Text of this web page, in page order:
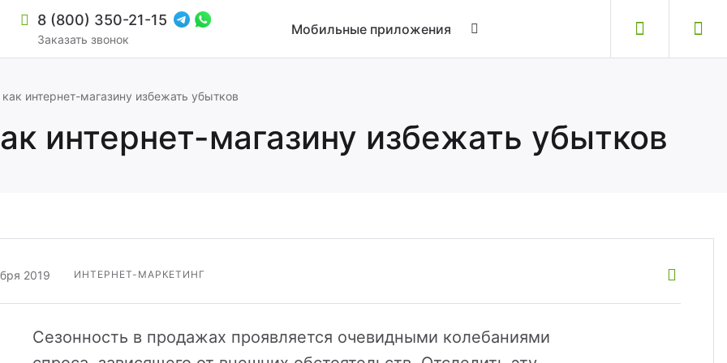
8 (800) 350-21-15
Заказать звонок
Мобильные приложения
и мультирегиональностью
интернет-магазину избежать убытков
интернет-магазину избежать убытков
2019 ИНТЕРНЕТ-МАРКЕТИНГ
Сезонность в продажах проявляется очевидными колебаниями